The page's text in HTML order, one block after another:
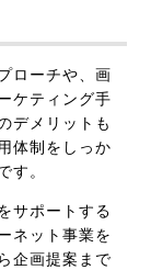
ローチや、画
ケティング手
デメリットも
体制をしっか
す。
サポートする
ネット事業を
企画提案まで